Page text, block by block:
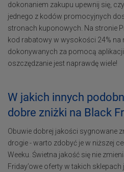
dokonaniem zakupu upewnij się,
jednego z kodów promocyjnych
stronach kuponowych. Na stronie
kod rabatowy w wysokości 24%
dokonywanych za pomocą
oszczędzanie jest naprawdę wiele!
W jakich innych
dobre zniżki na Black
Obuwie dobrej jakości sygnowane
drogie - warto zdobyć je w niższej
Weeku. Świetna jakość się nie
Friday’owe oferty w takich sklepach